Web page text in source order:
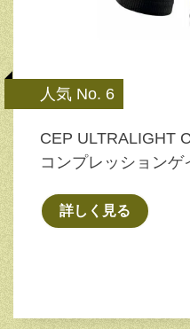
人気 No. 6
CEP ULTRALIGHT
コンプレッション
詳しく見る